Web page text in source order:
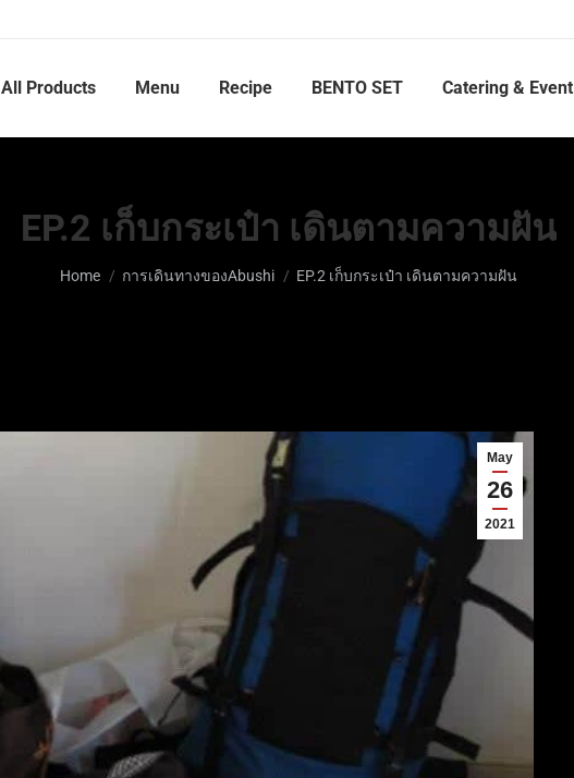
All Products Menu Recipe BENTO SET Catering & Event
EP.2 เก็บกระเป๋า เดินตามความฝัน
You are here:
Home การเดินทางของAbushi EP.2 เก็บกระเป๋า เดินตามความฝัน
May
26
2021